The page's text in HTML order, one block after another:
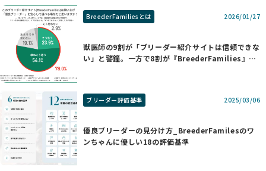
BreederFamiliesとは 2026/01/27
獣医師の9割が「ブリーダー紹介サイトは信頼できな
い」と警鐘。一方で8割が『BreederFamilies』を
ブリーダー評価基準 2025/03/06
優良ブリーダーの見分け方_BreederFamilesのワ
ンちゃんに優しい18の評価基準